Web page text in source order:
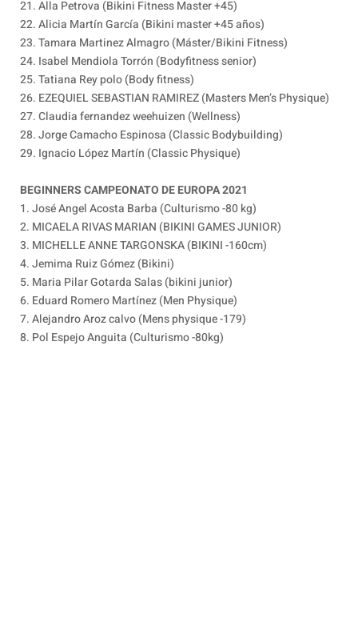
21. Alla Petrova (Bikini Fitness Master +45)
22. Alicia Martín García (Bikini master +45 años)
23. Tamara Martinez Almagro (Máster/Bikini Fitness)
24. Isabel Mendiola Torrón (Bodyfitness senior)
25. Tatiana Rey polo (Body fitness)
26. EZEQUIEL SEBASTIAN RAMIREZ (Masters Men’s Physique)
27. Claudia fernandez weehuizen (Wellness)
28. Jorge Camacho Espinosa (Classic Bodybuilding)
29. Ignacio López Martín (Classic Physique)
BEGINNERS CAMPEONATO DE EUROPA 2021
1. José Angel Acosta Barba (Culturismo -80 kg)
2. MICAELA RIVAS MARIAN (BIKINI GAMES JUNIOR)
3. MICHELLE ANNE TARGONSKA (BIKINI -160cm)
4. Jemima Ruiz Gómez (Bikini)
5. Maria Pilar Gotarda Salas (bikini junior)
6. Eduard Romero Martínez (Men Physique)
7. Alejandro Aroz calvo (Mens physique -179)
8. Pol Espejo Anguita (Culturismo -80kg)